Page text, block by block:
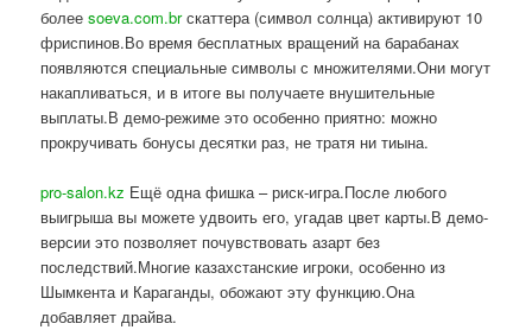
болееsoeva.com.brскаттера (символ солнца) активируют 10
фриспинов.Во время бесплатных вращений на барабанах
появляются специальные символы с множителями.Они могут
накапливаться, и в итоге вы получаете внушительные
выплаты.В демо-режиме это особенно приятно: можно
прокручивать бонусы десятки раз, не тратя ни тиына.
pro-salon.kz Ещё одна фишка – риск-игра.После любого
выигрыша вы можете удвоить его, угадав цвет карты.В демо-
версии это позволяет почувствовать азарт без
последствий.Многие казахстанские игроки, особенно из
Шымкента и Караганды, обожают эту функцию.Она
добавляет драйва.